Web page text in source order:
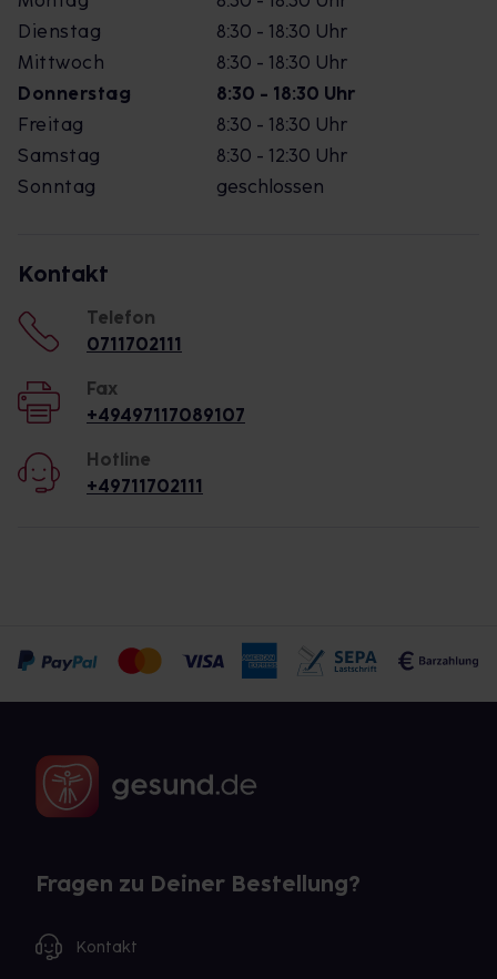
Dienstag
8:30 - 18:30 Uhr
Mittwoch
8:30 - 18:30 Uhr
Donnerstag
8:30 - 18:30 Uhr
Freitag
8:30 - 18:30 Uhr
Samstag
8:30 - 12:30 Uhr
Sonntag
geschlossen
Kontakt
Telefon
0711702111
Fax
+49497117089107
Hotline
+49711702111
Fragen zu Deiner Bestellung?
Kontakt